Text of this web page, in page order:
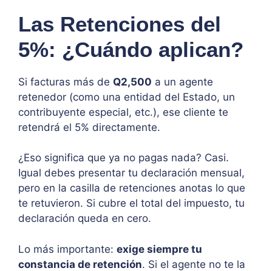
Las Retenciones del
5%: ¿Cuándo aplican?
Si facturas más de Q2,500 a un agente
retenedor (como una entidad del Estado, un
contribuyente especial, etc.), ese cliente te
retendrá el 5% directamente.
¿Eso significa que ya no pagas nada? Casi.
Igual debes presentar tu declaración mensual,
pero en la casilla de retenciones anotas lo que
te retuvieron. Si cubre el total del impuesto, tu
declaración queda en cero.
Lo más importante: exige siempre tu
constancia de retención. Si el agente no te la